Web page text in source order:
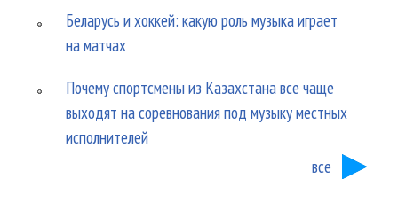
Беларусь и хоккей: какую роль музыка играет
на матчах
Почему спортсмены из Казахстана все чаще
выходят на соревнования под музыку местных
исполнителей
все